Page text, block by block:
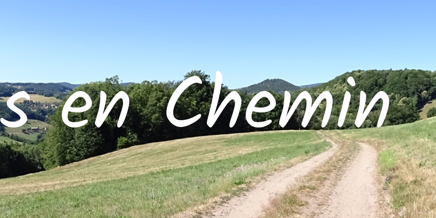
en Chemin